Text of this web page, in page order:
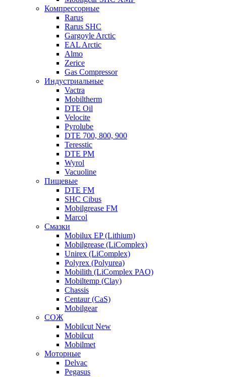
Компрессорные
Rarus
Rarus SHC
Gargoyle Arctic
EAL Arctic
Almo
Zerice
Gas Compressor
Индустриальные
Vactra
Mobiltherm
DTE Oil
Velocite
Pyrolube
DTE 700, 800, 900
Teresstic
DTE PM
Wyrol
Vacuoline
Пищевые
DTE FM
SHC Cibus
Mobilgrease FM
Marcol
Смазки
Mobilux EP (Lithium)
Mobilgrease (LiComplex)
Unirex (LiComplex)
Polyrex (Polyurea)
Mobilith (LiComplex PAO)
Mobiltemp (Clay)
Chassis
Centaur (CaS)
Mobilgear
СОЖ
Mobilcut New
Mobilcut
Mobilmet
Моторные
Delvac
Pegasus